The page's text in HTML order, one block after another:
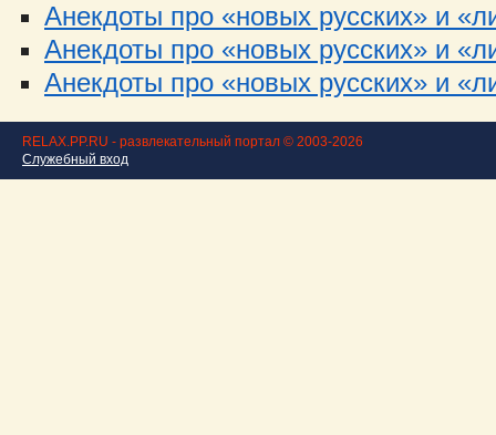
Анекдоты про «новых русских» и
Анекдоты про «новых русских» и
Анекдоты про «новых русских» и
RELAX.PP.RU - развлекательный портал © 2003-2026
Служебный вход